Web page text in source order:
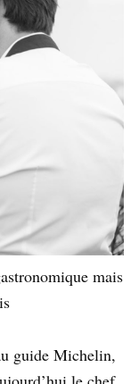
mais
guide Michelin,